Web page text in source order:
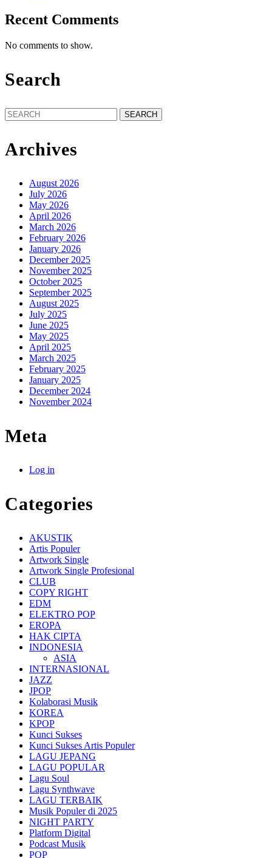
Recent Comments
No comments to show.
Search
Search
for:
Archives
August 2026
July 2026
May 2026
April 2026
March 2026
February 2026
January 2026
December 2025
November 2025
October 2025
September 2025
August 2025
July 2025
June 2025
May 2025
April 2025
March 2025
February 2025
January 2025
December 2024
November 2024
Meta
Log in
Categories
AKUSTIK
Artis Populer
Artwork Single
Artwork Single Profesional
CLUB
COPY RIGHT
EDM
ELEKTRO POP
EROPA
HAK CIPTA
INDONESIA
ASIA
INTERNASIONAL
JAZZ
JPOP
Kolaborasi Musik
KOREA
KPOP
Kunci Sukses
Kunci Sukses Artis Populer
LAGU JEPANG
LAGU POPULAR
Lagu Soul
Lagu Synthwave
LAGU TERBAIK
Musik Populer di 2025
NIGHT PARTY
Platform Digital
Podcast Musik
POP